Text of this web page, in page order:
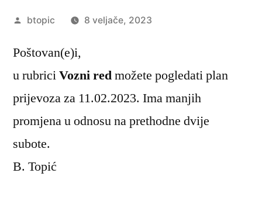
Objavio
btopic 8 veljače, 2023
Poštovan(e)i,
u rubriciVozni redmožete pogledati plan
prijevoza za 11.02.2023. Ima manjih
promjena u odnosu na prethodne dvije
subote.
B. Topić